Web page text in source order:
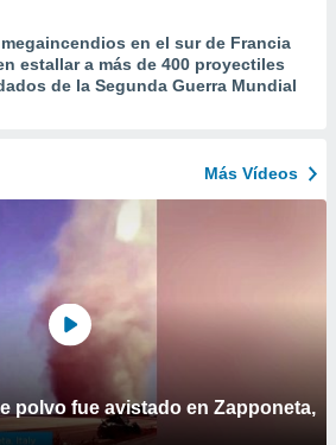
en el sur de Francia
estallar a más de 400 proyectiles
de la Segunda Guerra Mundial
Más Vídeos
polvo fue avistado en Zapponeta,